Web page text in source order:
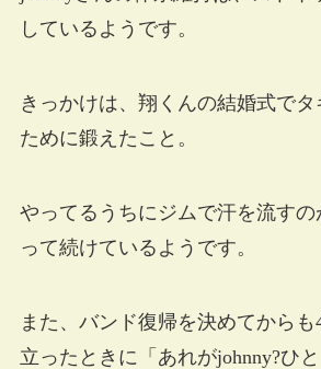
しているようです。
きっかけは、翔くんの結婚式で
ために鍛えたこと。
やってるうちにジムで汗を流す
って続けているようです。
また、バンド復帰を決めてから
立ったときに「あれがjohnny?ひ